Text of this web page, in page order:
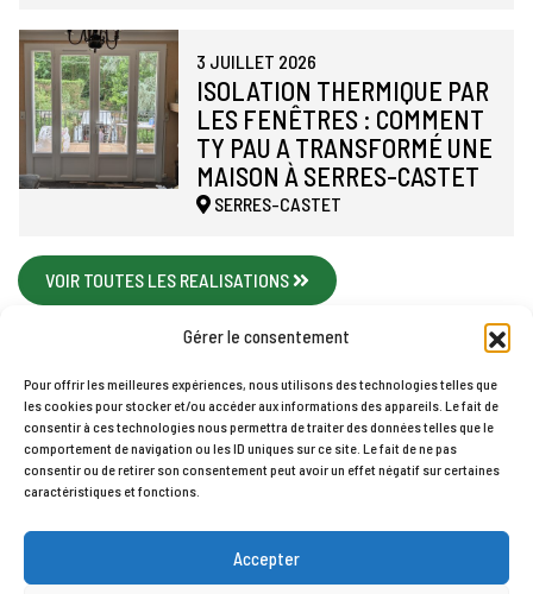
Gérer le consentement
Pour offrir les meilleures expériences, nous utilisons des technologies telles que
les cookies pour stocker et/ou accéder aux informations des appareils. Le fait de
consentir à ces technologies nous permettra de traiter des données telles que le
comportement de navigation ou les ID uniques sur ce site. Le fait de ne pas
consentir ou de retirer son consentement peut avoir un effet négatif sur certaines
caractéristiques et fonctions.
Accepter
3 JUILLET 2026
ISOLATION THERMIQUE PAR
LES FENÊTRES : COMMENT
TY PAU A TRANSFORMÉ UNE
MAISON À SERRES-CASTET
SERRES-CASTET
VOIR TOUTES LES REALISATIONS
Accueil Contact Mentions légales
Plan du site
Politique de cookies (UE)
TY PAU © 2026